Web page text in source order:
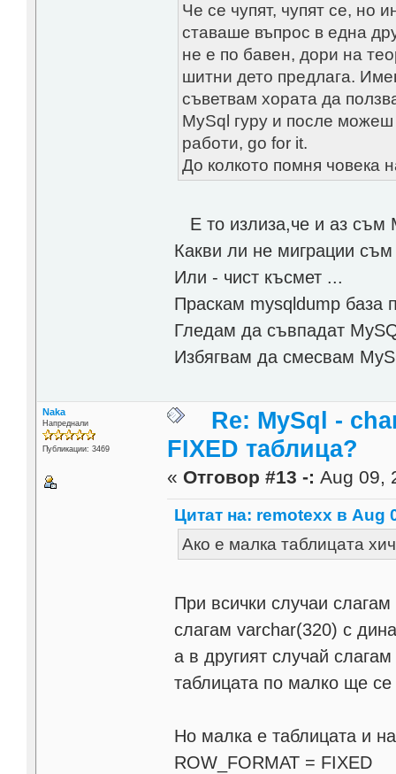
Че се чупят, чупят се, но
ставаше въпрос в една
не е по бавен, дори на
шитни дето предлага.
съветвам хората да
MySql гуру и после
работи, go for it.
До колкото помня човека
Е то излиза,че и аз съм
Какви ли не миграции
Или - чист късмет ...
Праскам mysqldump база
Гледам да съвпадат
Избягвам да смесвам
Naka
Напреднали
Публикации: 3469
Re: MySql -
FIXED таблица?
« Отговор #13 -: Aug 09,
Цитат на: remotexx в Aug
Ако е малка таблицата
При всички случаи
слагам varchar(320) с
а в другият случай
таблицата по малко ще
Но малка е таблицата и
ROW_FORMAT = FIXED